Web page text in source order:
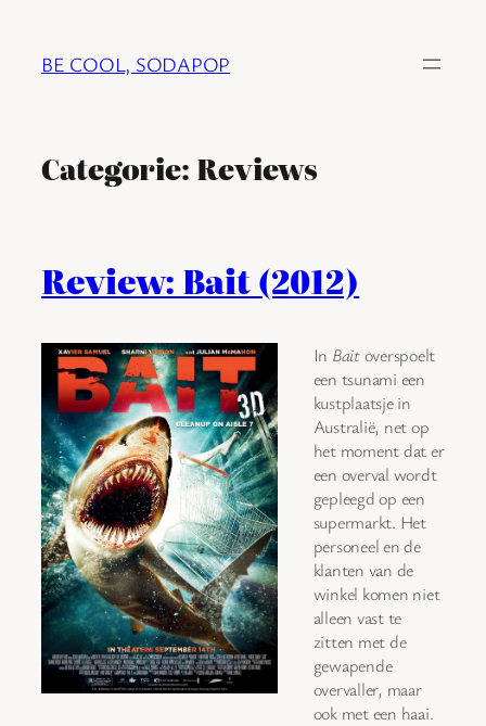
BE COOL, SODAPOP
Categorie: Reviews
Review: Bait (2012)
In Baitoverspoelt
een tsunami een
kustplaatsje in
Australië, net op
het moment dat er
een overval wordt
gepleegd op een
supermarkt. Het
personeel en de
klanten van de
winkel komen niet
alleen vast te
zitten met de
gewapende
overvaller, maar
ook met een haai.